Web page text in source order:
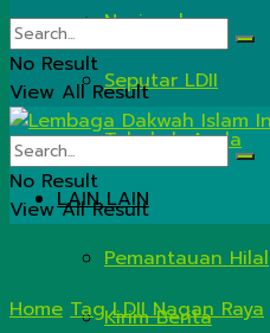
Nasional
Seputar LDII
Tahukah Anda
LAIN LAIN
Pemantauan Hilal
Kirim Berita
No Result
View All Result
No Result
View All Result
Home Tag LDII Nagan Raya